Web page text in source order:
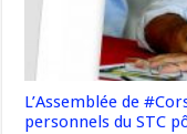
L’Assemblée de
personnels du STC